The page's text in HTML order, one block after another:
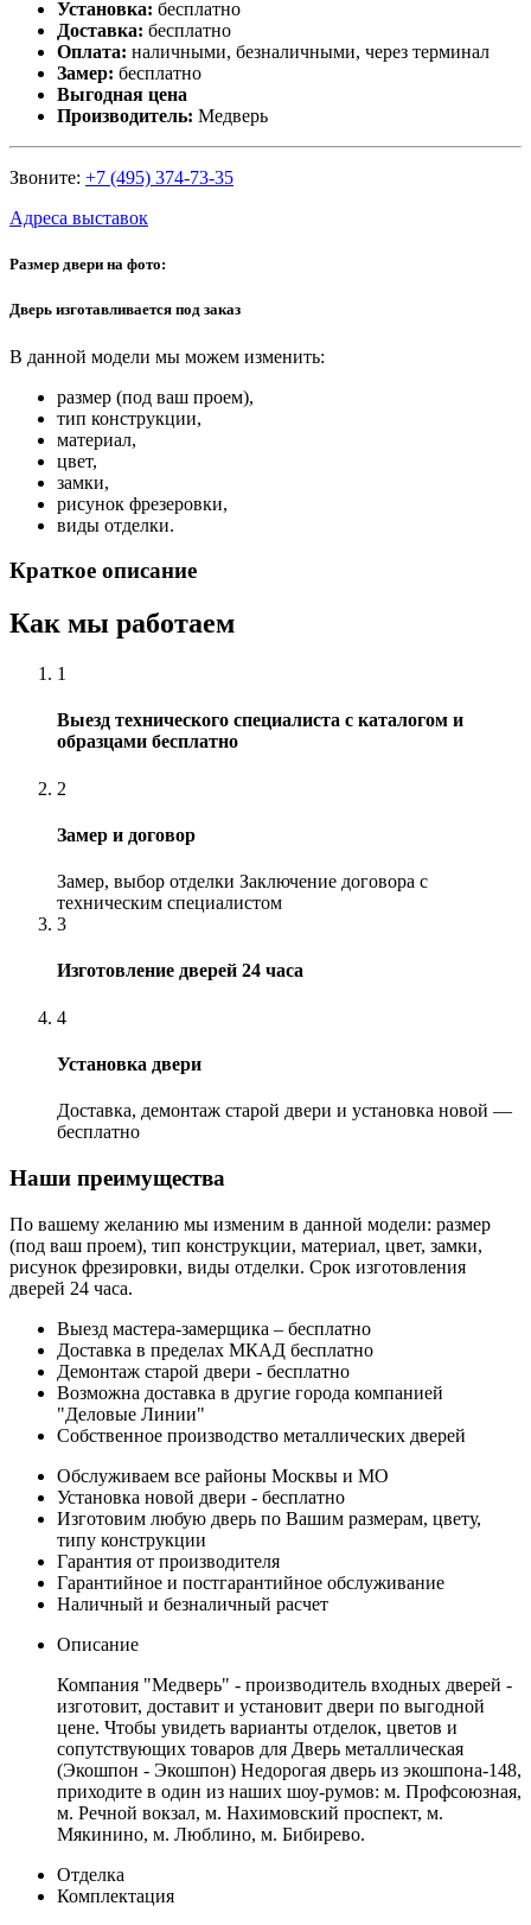
Установка: бесплатно
Доставка: бесплатно
Оплата: наличными, безналичными, через терминал
Замер: бесплатно
Выгодная цена
Производитель: Медверь
Звоните: +7 (495) 374-73-35
Адреса выставок
Размер двери на фото:
Дверь изготавливается под заказ
В данной модели мы можем изменить:
размер (под ваш проем),
тип конструкции,
материал,
цвет,
замки,
рисунок фрезеровки,
виды отделки.
Краткое описание
Как мы работаем
1
Выезд технического специалиста с каталогом и
образцами бесплатно
2
Замер и договор
Замер, выбор отделки Заключение договора с
техническим специалистом
3
Изготовление дверей 24 часа
4
Установка двери
Доставка, демонтаж старой двери и установка новой —
бесплатно
Наши преимущества
По вашему желанию мы изменим в данной модели: размер
(под ваш проем), тип конструкции, материал, цвет, замки,
рисунок фрезировки, виды отделки. Срок изготовления
дверей 24 часа.
Выезд мастера-замерщика – бесплатно
Доставка в пределах МКАД бесплатно
Демонтаж старой двери - бесплатно
Возможна доставка в другие города компанией
"Деловые Линии"
Собственное производство металлических дверей
Обслуживаем все районы Москвы и МО
Установка новой двери - бесплатно
Изготовим любую дверь по Вашим размерам, цвету,
типу конструкции
Гарантия от производителя
Гарантийное и постгарантийное обслуживание
Наличный и безналичный расчет
Описание
Компания "Медверь" - производитель входных дверей -
изготовит, доставит и установит двери по выгодной
цене. Чтобы увидеть варианты отделок, цветов и
сопутствующих товаров для Дверь металлическая
(Экошпон - Экошпон) Недорогая дверь из экошпона-148,
приходите в один из наших шоу-румов: м. Профсоюзная,
м. Речной вокзал, м. Нахимовский проспект, м.
Мякинино, м. Люблино, м. Бибирево.
Отделка
Комплектация